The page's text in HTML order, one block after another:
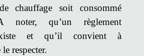
chauffage soit consommé
noter, qu’un règlement
et qu’il convient à
respecter.